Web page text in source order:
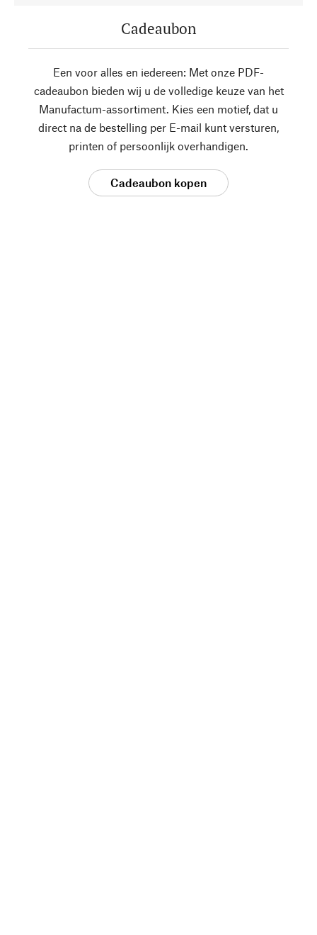
Cadeaubon
Een voor alles en iedereen: Met onze PDF-
cadeaubon bieden wij u de volledige keuze van het
Manufactum-assortiment. Kies een motief, dat u
direct na de bestelling per E-mail kunt versturen,
printen of persoonlijk overhandigen.
Cadeaubon kopen